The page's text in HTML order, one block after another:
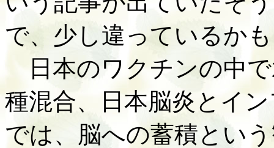
で、少し違っているか
日本のワクチンの中
種混合、日本脳炎とイ
では、脳への蓄積とい